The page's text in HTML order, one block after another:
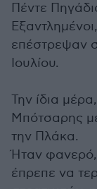
Πέντε
επέστρεψαν
Ιουλίου.
Την ίδια
Μπότσαρης
την Πλάκα.
Ήταν φανερό,
έπρεπε να